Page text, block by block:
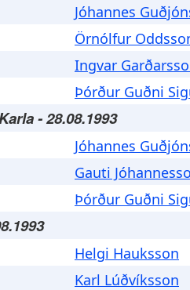
Jóhannes
Örnólfur
Ingvar
Þórður Guðni
- 28.08.1993
Jóhannes
Gauti
Þórður Guðni
Helgi Hauksson
Karl Lúðvíksson